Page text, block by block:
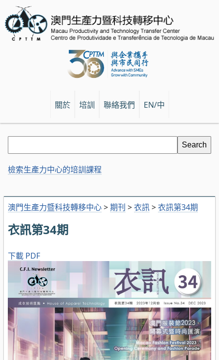
關於 培訓 聯絡我們 EN/中
澳門生產力暨科技轉移中心>期刊 >衣訊>衣訊第34期
衣訊第34期
下載 PDF
檢索生產力中心的培訓課程